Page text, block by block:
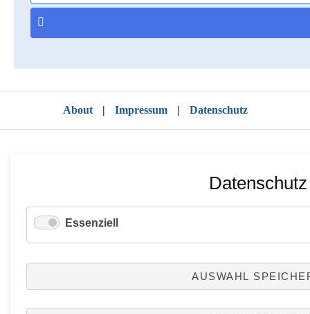
About | Impressum | Datenschutz
Datenschutz
Essenziell
AUSWAHL